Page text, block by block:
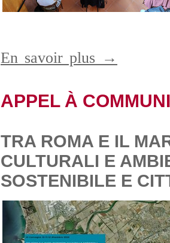
En savoir plus →
APPEL À
TRA ROMA E IL
CULTURALI E
SOSTENIBILE E